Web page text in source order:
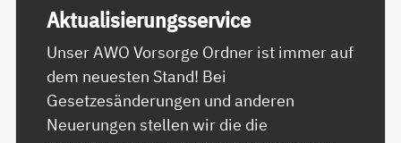
Ak­tua­li­sie­rungs­ser­vice
Unser AWO Vorsorge Ordner ist immer auf
dem neuesten Stand! Bei
Gesetzesänderungen und anderen
Neuerungen stellen wir die die